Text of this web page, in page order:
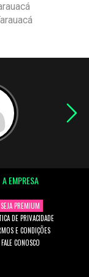
A EMPRESA
SEJA PREMIUM
DE PRIVACIDADE
E CONDIÇÕES
FALE CONOSCO